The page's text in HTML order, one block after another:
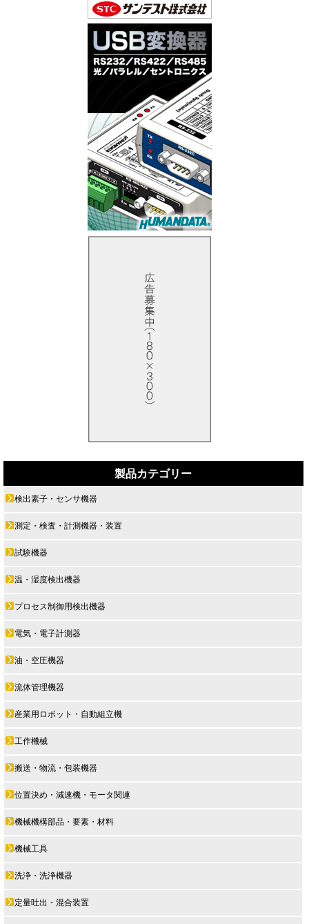
製品カテゴリー
検出素子・センサ機器
測定・検査・計測機器・装置
試験機器
温・湿度検出機器
プロセス制御用検出機器
電気・電子計測器
油・空圧機器
流体管理機器
産業用ロボット・自動組立機
工作機械
搬送・物流・包装機器
位置決め・減速機・モータ関連
機械機構部品・要素・材料
機械工具
洗浄・洗浄機器
定量吐出・混合装置